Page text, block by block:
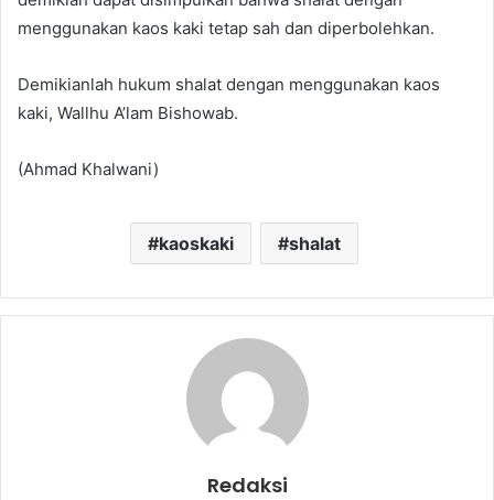
menggunakan kaos kaki tetap sah dan diperbolehkan.
Demikianlah hukum shalat dengan menggunakan kaos
kaki, Wallhu A’lam Bishowab.
(Ahmad Khalwani)
kaoskaki shalat
Redaksi